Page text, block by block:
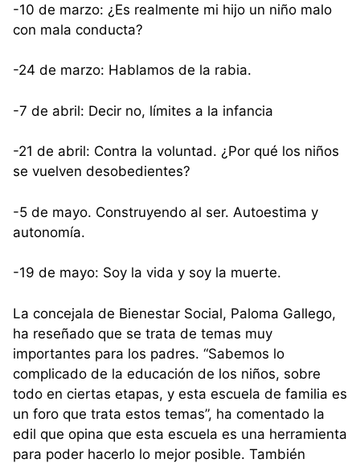
-10 de marzo: ¿Es realmente mi hijo un niño malo
con mala conducta?
-24 de marzo: Hablamos de la rabia.
-7 de abril: Decir no, límites a la infancia
-21 de abril: Contra la voluntad. ¿Por qué los niños
se vuelven desobedientes?
-5 de mayo. Construyendo al ser. Autoestima y
autonomía.
-19 de mayo: Soy la vida y soy la muerte.
La concejala de Bienestar Social, Paloma Gallego,
ha reseñado que se trata de temas muy
importantes para los padres. “Sabemos lo
complicado de la educación de los niños, sobre
todo en ciertas etapas, y esta escuela de familia es
un foro que trata estos temas”, ha comentado la
edil que opina que esta escuela es una herramienta
para poder hacerlo lo mejor posible. También